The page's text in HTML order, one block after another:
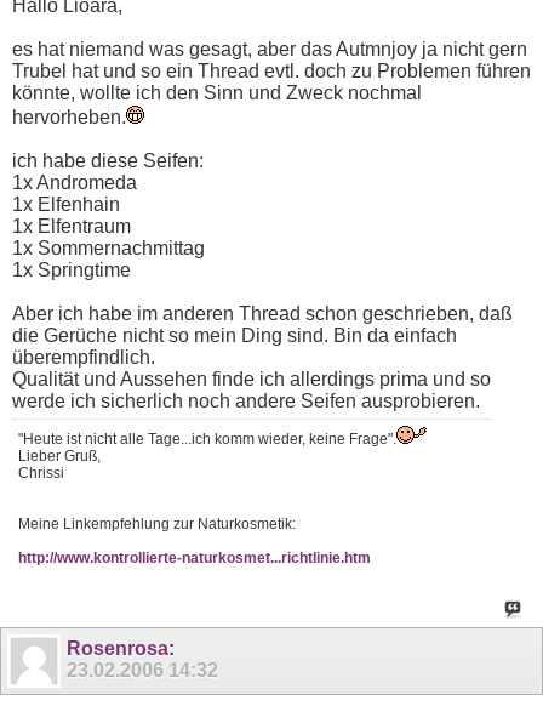
Hallo Lioara,
es hat niemand was gesagt, aber das Autmnjoy ja nicht gern
Trubel hat und so ein Thread evtl. doch zu Problemen führen
könnte, wollte ich den Sinn und Zweck nochmal
hervorheben.
ich habe diese Seifen:
1x Andromeda
1x Elfenhain
1x Elfentraum
1x Sommernachmittag
1x Springtime
Aber ich habe im anderen Thread schon geschrieben, daß
die Gerüche nicht so mein Ding sind. Bin da einfach
überempfindlich.
Qualität und Aussehen finde ich allerdings prima und so
werde ich sicherlich noch andere Seifen ausprobieren.
"Heute ist nicht alle Tage...ich komm wieder, keine Frage".
Lieber Gruß,
Chrissi
Meine Linkempfehlung zur Naturkosmetik:
http://www.kontrollierte-naturkosmet...richtlinie.htm
Rosenrosa:
23.02.2006 14:32